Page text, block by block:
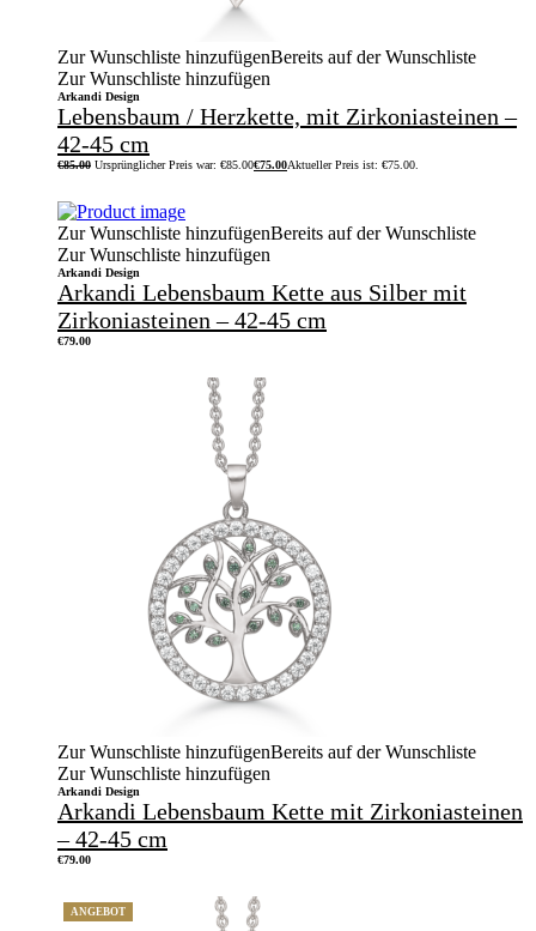
Zur Wunschliste hinzufügenBereits auf der Wunschliste
Zur Wunschliste hinzufügen
Arkandi Design
Lebensbaum / Herzkette, mit Zirkoniasteinen –
42-45 cm
€85.00 Ursprünglicher Preis war: €85.00€75.00Aktueller Preis ist: €75.00.
Zur Wunschliste hinzufügenBereits auf der Wunschliste
Zur Wunschliste hinzufügen
Arkandi Design
Arkandi Lebensbaum Kette aus Silber mit
Zirkoniasteinen – 42-45 cm
€79.00
Zur Wunschliste hinzufügenBereits auf der Wunschliste
Zur Wunschliste hinzufügen
Arkandi Design
Arkandi Lebensbaum Kette mit Zirkoniasteinen
– 42-45 cm
€79.00
ANGEBOT